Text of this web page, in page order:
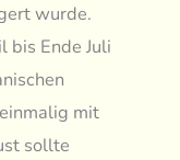
wurde.
bis Ende Juli
mit
sollte